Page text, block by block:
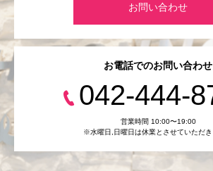
お問い合わせ
お電話でのお問い合わせ
042-444-
営業時間 10:00〜19:00
※水曜日,⽇曜日は休業とさせていただき